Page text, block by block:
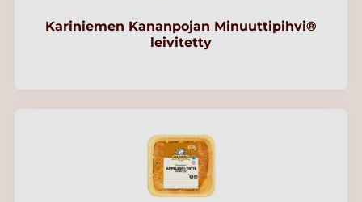
Kariniemen Kananpojan Minuuttipihvi®
leivitetty